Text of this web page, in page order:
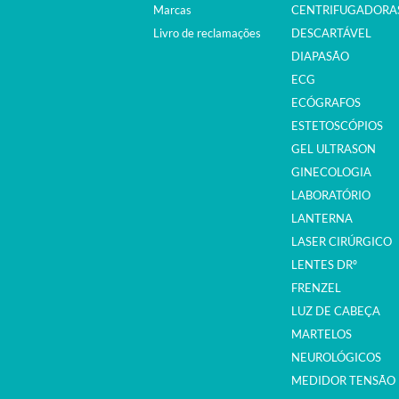
Marcas
Livro de reclamações
DESCARTÁVEL
DIAPASÃO
ECG
ECÓGRAFOS
ESTETOSCÓPIOS
GEL ULTRASON
GINECOLOGIA
LABORATÓRIO
LANTERNA
LASER CIRÚRGICO
LENTES DRº
FRENZEL
LUZ DE CABEÇA
MARTELOS
NEUROLÓGICOS
MEDIDOR TENSÃO